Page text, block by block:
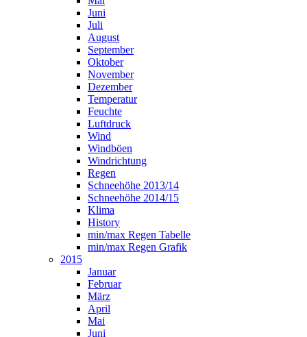
Juni
Juli
August
September
Oktober
November
Dezember
Temperatur
Feuchte
Luftdruck
Wind
Windböen
Windrichtung
Regen
Schneehöhe 2013/14
Schneehöhe 2014/15
Klima
History
min/max Regen Tabelle
min/max Regen Grafik
2015
Januar
Februar
März
April
Mai
Juni